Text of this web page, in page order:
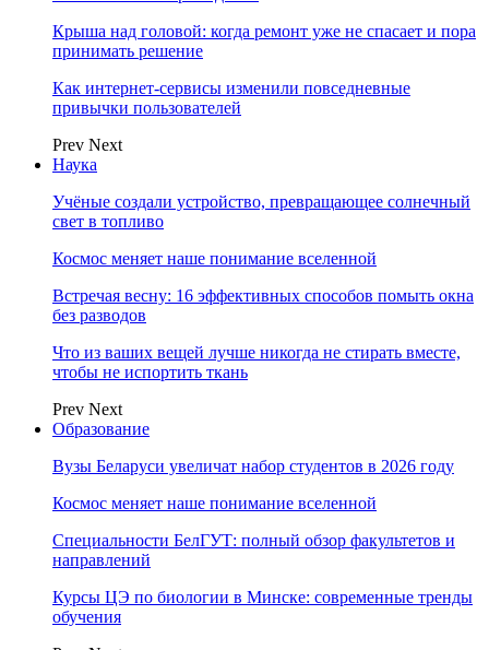
Крыша над головой: когда ремонт уже не спасает и пора
принимать решение
Как интернет-сервисы изменили повседневные
привычки пользователей
Prev Next
Наука
Учёные создали устройство, превращающее солнечный
свет в топливо
Космос меняет наше понимание вселенной
Встречая весну: 16 эффективных способов помыть окна
без разводов
Что из ваших вещей лучше никогда не стирать вместе,
чтобы не испортить ткань
Prev Next
Образование
Вузы Беларуси увеличат набор студентов в 2026 году
Космос меняет наше понимание вселенной
Специальности БелГУТ: полный обзор факультетов и
направлений
Курсы ЦЭ по биологии в Минске: современные тренды
обучения